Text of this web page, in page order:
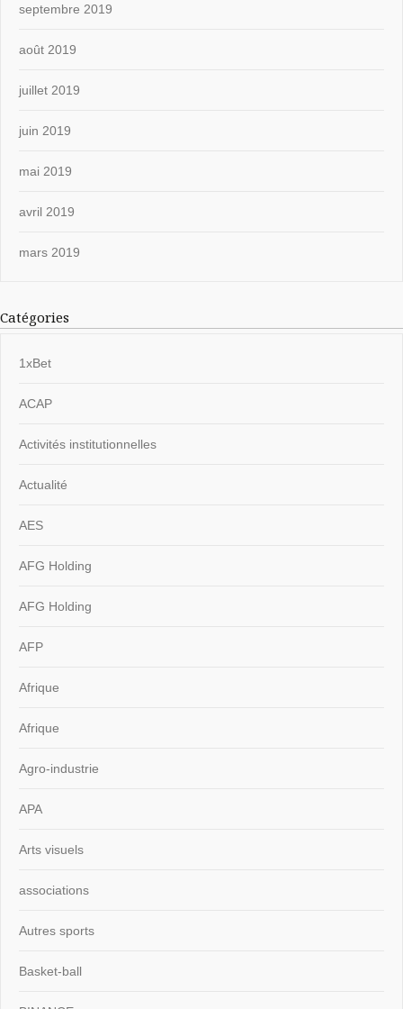
septembre 2019
août 2019
juillet 2019
juin 2019
mai 2019
avril 2019
mars 2019
Catégories
1xBet
ACAP
Activités institutionnelles
Actualité
AES
AFG Holding
AFG Holding
AFP
Afrique
Afrique
Agro-industrie
APA
Arts visuels
associations
Autres sports
Basket-ball